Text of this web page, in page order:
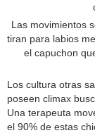
Las movimientos
tiran para labios
el capuchon
Los cultura otras
poseen climax
Una terapeuta
el 90% de estas